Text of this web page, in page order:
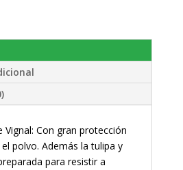
Con gran protección
polvo. Además la tulipa y
para resistir a